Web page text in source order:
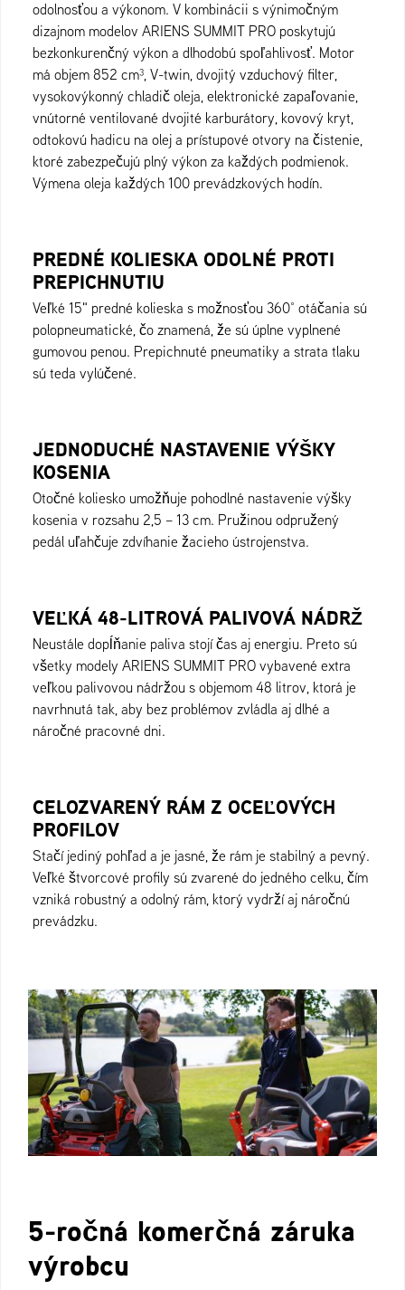
odolnosťou a výkonom. V kombinácii s výnimočným
dizajnom modelov ARIENS SUMMIT PRO poskytujú
bezkonkurenčný výkon a dlhodobú spoľahlivosť. Motor
má objem 852 cm³, V-twin, dvojitý vzduchový filter,
vysokovýkonný chladič oleja, elektronické zapaľovanie,
vnútorné ventilované dvojité karburátory, kovový kryt,
odtokovú hadicu na olej a prístupové otvory na čistenie,
ktoré zabezpečujú plný výkon za každých podmienok.
Výmena oleja každých 100 prevádzkových hodín.
PREDNÉ KOLIESKA ODOLNÉ PROTI
PREPICHNUTIU
Veľké 15" predné kolieska s možnosťou 360° otáčania sú
polopneumatické, čo znamená, že sú úplne vyplnené
gumovou penou. Prepichnuté pneumatiky a strata tlaku
sú teda vylúčené.
JEDNODUCHÉ NASTAVENIE VÝŠKY
KOSENIA
Otočné koliesko umožňuje pohodlné nastavenie výšky
kosenia v rozsahu 2,5 – 13 cm. Pružinou odpružený
pedál uľahčuje zdvíhanie žacieho ústrojenstva.
VEĽKÁ 48-LITROVÁ PALIVOVÁ NÁDRŽ
Neustále dopĺňanie paliva stojí čas aj energiu. Preto sú
všetky modely ARIENS SUMMIT PRO vybavené extra
veľkou palivovou nádržou s objemom 48 litrov, ktorá je
navrhnutá tak, aby bez problémov zvládla aj dlhé a
náročné pracovné dni.
CELOZVARENÝ RÁM Z OCEĽOVÝCH
PROFILOV
Stačí jediný pohľad a je jasné, že rám je stabilný a pevný.
Veľké štvorcové profily sú zvarené do jedného celku, čím
vzniká robustný a odolný rám, ktorý vydrží aj náročnú
prevádzku.
5-ročná komerčná záruka
výrobcu